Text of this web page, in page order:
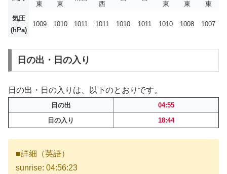
東
東
西
東
東
東
気圧
(hPa)
1009 1010 1011 1011 1010 1011 1010 1008 1007
日の出・日の入り
日の出・日の入りは、以下のとおりです。
日の出
04:55
日の入り
18:44
■詳細（英語）
sunrise: 04:56:23